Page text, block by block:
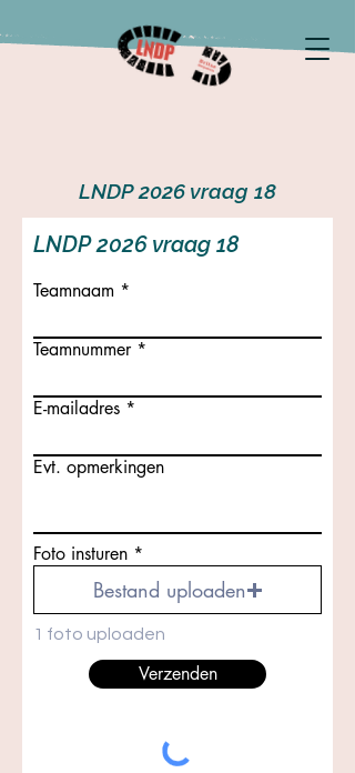
LNDP 2026 vraag 18
LNDP 2026 vraag 18
Teamnaam
Teamnummer
E-mailadres
Evt. opmerkingen
Foto insturen
Bestand uploaden
1 foto uploaden
Verzenden